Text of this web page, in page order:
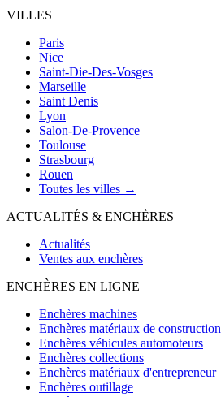
VILLES
Paris
Nice
Saint-Die-Des-Vosges
Marseille
Saint Denis
Lyon
Salon-De-Provence
Toulouse
Strasbourg
Rouen
Toutes les villes →
ACTUALITÉS & ENCHÈRES
Actualités
Ventes aux enchères
ENCHÈRES EN LIGNE
Enchères machines
Enchères matériaux de construction
Enchères véhicules automoteurs
Enchères collections
Enchères matériaux d'entrepreneur
Enchères outillage